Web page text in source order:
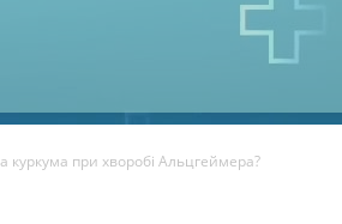
куркума при хворобі Альцгеймера?